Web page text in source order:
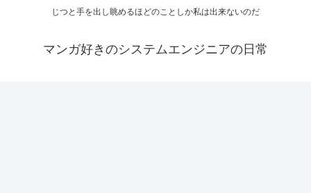
じつと手を出し眺めるほどのことしか私は出来ないのだ
マンガ好きのシステムエンジニアの日常